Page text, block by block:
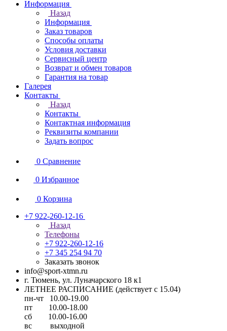
Информация
Назад
Информация
Заказ товаров
Способы оплаты
Условия доставки
Сервисный центр
Возврат и обмен товаров
Гарантия на товар
Галерея
Контакты
Назад
Контакты
Контактная информация
Реквизиты компании
Задать вопрос
0 Сравнение
0 Избранное
0 Корзина
+7 922-260-12-16
Назад
Телефоны
+7 922-260-12-16
+7 345 254 94 70
Заказать звонок
info@sport-xtmn.ru
г. Тюмень, ул. Луначарского 18 к1
ЛЕТНЕЕ РАСПИСАНИЕ (действует с 15.04)
пн-чт 10.00-19.00
пт 10.00-18.00
сб 10.00-16.00
вс выходной